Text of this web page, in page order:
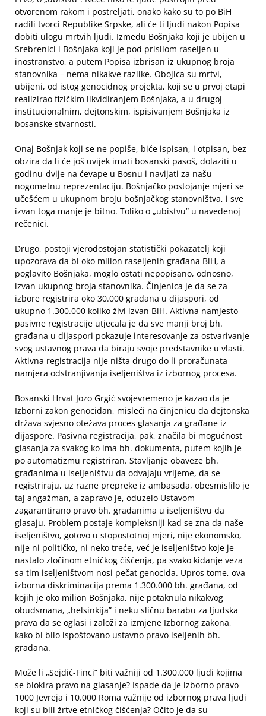
otvorenom rakom i postreljati, onako kako su to po BiH
radili tvorci Republike Srpske, ali će ti ljudi nakon Popisa
dobiti ulogu mrtvih ljudi. Između Bošnjaka koji je ubijen u
Srebrenici i Bošnjaka koji je pod prisilom raseljen u
inostranstvo, a putem Popisa izbrisan iz ukupnog broja
stanovnika – nema nikakve razlike. Obojica su mrtvi,
ubijeni, od istog genocidnog projekta, koji se u prvoj etapi
realizirao fizičkim likvidiranjem Bošnjaka, a u drugoj
institucionalnim, dejtonskim, ispisivanjem Bošnjaka iz
bosanske stvarnosti.
Onaj Bošnjak koji se ne popiše, biće ispisan, i otpisan, bez
obzira da li će još uvijek imati bosanski pasoš, dolaziti u
godinu-dvije na ćevape u Bosnu i navijati za našu
nogometnu reprezentaciju. Bošnjačko postojanje mjeri se
učešćem u ukupnom broju bošnjačkog stanovništva, i sve
izvan toga manje je bitno. Toliko o „ubistvu” u navedenoj
rečenici.
Drugo, postoji vjerodostojan statistički pokazatelj koji
upozorava da bi oko milion raseljenih građana BiH, a
poglavito Bošnjaka, moglo ostati nepopisano, odnosno,
izvan ukupnog broja stanovnika. Činjenica je da se za
izbore registrira oko 30.000 građana u dijaspori, od
ukupno 1.300.000 koliko živi izvan BiH. Aktivna namjesto
pasivne registracije utjecala je da sve manji broj bh.
građana u dijaspori pokazuje interesovanje za ostvarivanje
svog ustavnog prava da biraju svoje predstavnike u vlasti.
Aktivna registracija nije ništa drugo do li proračunata
namjera odstranjivanja iseljeništva iz izbornog procesa.
Bosanski Hrvat Jozo Grgić svojevremeno je kazao da je
Izborni zakon genocidan, misleći na činjenicu da dejtonska
država svjesno otežava proces glasanja za građane iz
dijaspore. Pasivna registracija, pak, značila bi mogućnost
glasanja za svakog ko ima bh. dokumenta, putem kojih je
po automatizmu registriran. Stavljanje obaveze bh.
građanima u iseljeništvu da odvajaju vrijeme, da se
registriraju, uz razne prepreke iz ambasada, obesmislilo je
taj angažman, a zapravo je, oduzelo Ustavom
zagarantirano pravo bh. građanima u iseljeništvu da
glasaju. Problem postaje kompleksniji kad se zna da naše
iseljeništvo, gotovo u stopostotnoj mjeri, nije ekonomsko,
nije ni političko, ni neko treće, već je iseljeništvo koje je
nastalo zločinom etničkog čišćenja, pa svako kidanje veza
sa tim iseljeništvom nosi pečat genocida. Upros tome, ova
izborna diskriminacija prema 1.300.000 bh. građana, od
kojih je oko milion Bošnjaka, nije potaknula nikakvog
obudsmana, „helsinkija” i neku sličnu barabu za ljudska
prava da se oglasi i založi za izmjene Izbornog zakona,
kako bi bilo ispoštovano ustavno pravo iseljenih bh.
građana.
Može li „Sejdić-Finci” biti važniji od 1.300.000 ljudi kojima
se blokira pravo na glasanje? Ispade da je izborno pravo
1000 Jevreja i 10.000 Roma važnije od izbornog prava ljudi
koji su bili žrtve etničkog čišćenja? Očito je da su